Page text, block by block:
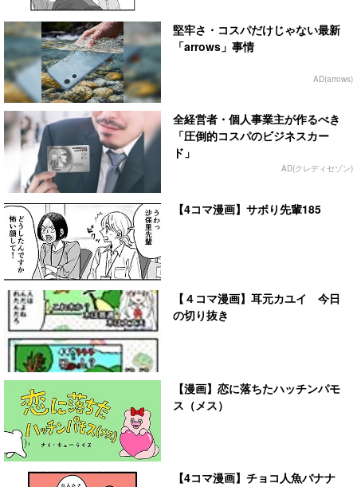
堅牢さ・コスパだけじゃない最新
「arrows」事情
AD(arrows)
全経営者・個人事業主が作るべき
「圧倒的コスパのビジネスカー
ド」
AD(クレディセゾン)
【4コマ漫画】サボり先輩185
【４コマ漫画】耳元カユイ 今日
の切り抜き
【漫画】恋に落ちたハッチンパモ
ス（メス）
【4コマ漫画】チョコ人魚バナナ